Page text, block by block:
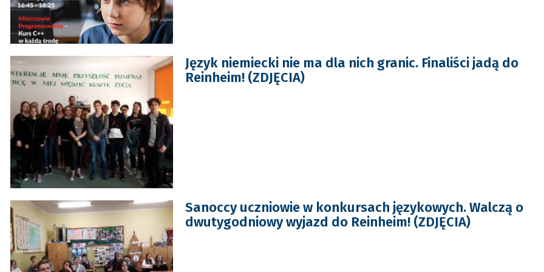
Język niemiecki nie ma dla nich granic. Finaliści jadą do
Reinheim! (ZDJĘCIA)
Sanoccy uczniowie w konkursach językowych. Walczą o
dwutygodniowy wyjazd do Reinheim! (ZDJĘCIA)